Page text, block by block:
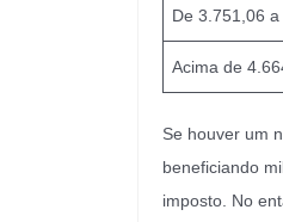
De 3.751,06
Acima de
Se houver um
beneficiando
imposto. No